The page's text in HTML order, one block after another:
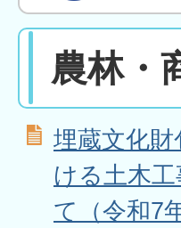
農林・
埋蔵文化
ける土木
て（令和7